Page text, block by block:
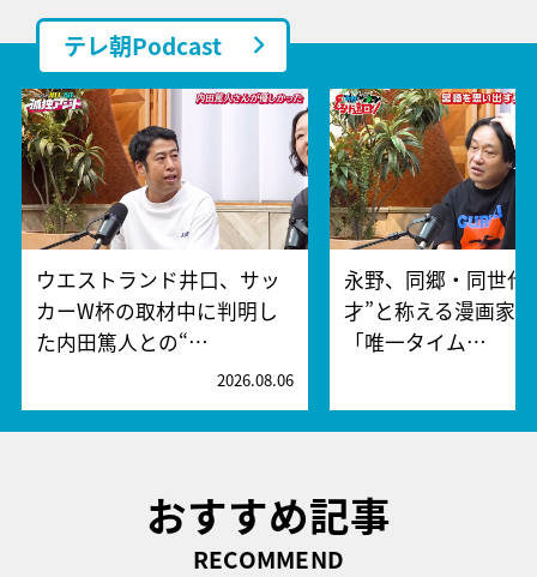
テレ朝Podcast
ウエストランド井口、サッ
カーW杯の取材中に判明し
た内田篤人との“…
2026.08.06
永野、同郷・同世代
才”と称える漫画家
「唯一タイム…
おすすめ記事
RECOMMEND